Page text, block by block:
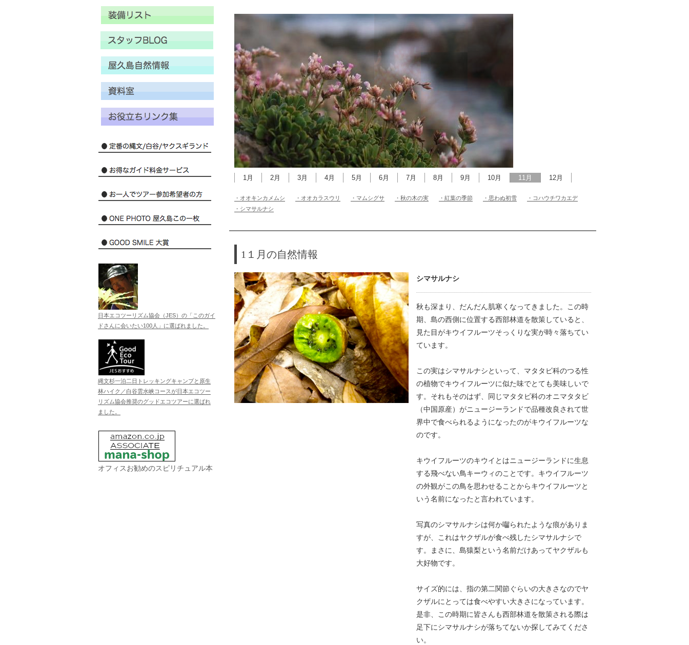
1月 2月 3月 4月 5月 6月 7月 8月 9月 10月 11月 12月
・オオキンカメムシ ・オオカラスウリ ・マムシグサ ・秋の木の実 ・紅葉の季節 ・思わぬ初雪
・コハウチワカエデ
・シマサルナシ
1１月の自然情報
シマサルナシ
秋も深まり、だんだん肌寒くなってきました。この時
期、島の西側に位置する西部林道を散策していると、
見た目がキウイフルーツそっくりな実が時々落ちてい
ています。
この実はシマサルナシといって、マタタビ科のつる性
の植物でキウイフルーツに似た味でとても美味しいで
す。それもそのはず、同じマタタビ科のオニマタタビ
（中国原産）がニュージーランドで品種改良されて世
界中で食べられるようになったのがキウイフルーツな
のです。
キウイフルーツのキウイとはニュージーランドに生息
する飛べない鳥キーウィのことです。キウイフルーツ
の外観がこの鳥を思わせることからキウイフルーツと
いう名前になったと言われています。
写真のシマサルナシは何か囓られたような痕がありま
すが、これはヤクザルが食べ残したシマサルナシで
す。まさに、島猿梨という名前だけあってヤクザルも
大好物です。
サイズ的には、指の第二関節ぐらいの大きさなのでヤ
クザルにとっては食べやすい大きさになっています。
是非、この時期に皆さんも西部林道を散策される際は
足下にシマサルナシが落ちてないか探してみてくださ
い。
日本エコツーリズム協会（JES）の「このガイ
ドさんに会いたい100人」に選ばれました。
縄文杉一泊二日トレッキングキャンプと原生
林ハイク／白谷雲水峡コースが日本エコツー
リズム協会推奨のグッドエコツアーに選ばれ
ました。
オフィスお勧めのスピリチュアル本